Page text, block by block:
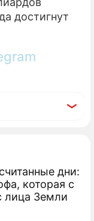
дни:
которая с
лица Земли
достигнут